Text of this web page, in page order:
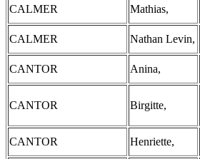
CALMER Mathias,
CALMER Nathan Levin,
CANTOR Anina,
CANTOR Birgitte,
CANTOR Henriette,